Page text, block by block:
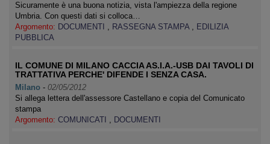
Sicuramente è una buona notizia, vista l'ampiezza della regione
Umbria. Con questi dati si colloca…
Argomento: DOCUMENTI , RASSEGNA STAMPA , EDILIZIA
PUBBLICA
IL COMUNE DI MILANO CACCIA AS.I.A.-USB DAI TAVOLI DI
TRATTATIVA PERCHE' DIFENDE I SENZA CASA.
Milano - 02/05/2012
Si allega lettera dell'assessore Castellano e copia del Comunicato
stampa
Argomento: COMUNICATI , DOCUMENTI